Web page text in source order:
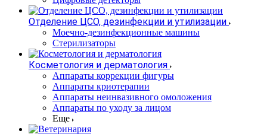
Отделение ЦСО, дезинфекции и утилизации
Моечно-дезинфекционные машины
Стерилизаторы
Косметология и дерматология
Аппараты коррекции фигуры
Аппараты криотерапии
Аппараты неинвазивного омоложения
Аппараты по уходу за лицом
Еще